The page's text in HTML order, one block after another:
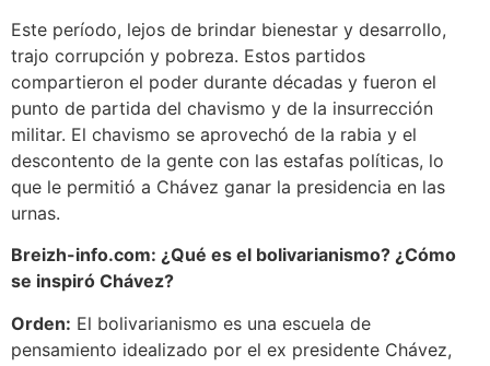
Este período, lejos de brindar bienestar y desarrollo,
trajo corrupción y pobreza. Estos partidos
compartieron el poder durante décadas y fueron el
punto de partida del chavismo y de la insurrección
militar. El chavismo se aprovechó de la rabia y el
descontento de la gente con las estafas políticas, lo
que le permitió a Chávez ganar la presidencia en las
urnas.
Breizh-info.com: ¿Qué es el bolivarianismo? ¿Cómo
se inspiró Chávez?
Orden: El bolivarianismo es una escuela de
pensamiento idealizado por el ex presidente Chávez,